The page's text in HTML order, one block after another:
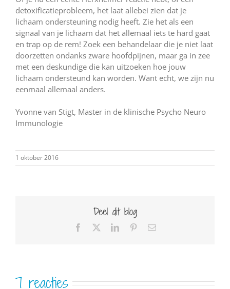
detoxificatieprobleem, het laat allebei zien dat je
lichaam ondersteuning nodig heeft. Zie het als een
signaal van je lichaam dat het allemaal iets te hard gaat
en trap op de rem! Zoek een behandelaar die je niet laat
doorzetten ondanks zware hoofdpijnen, maar ga in zee
met een deskundige die kan uitzoeken hoe jouw
lichaam ondersteund kan worden. Want echt, we zijn nu
eenmaal allemaal anders.
Yvonne van Stigt, Master in de klinische Psycho Neuro
Immunologie
1 oktober 2016
Deel dit blog
Facebook LinkedInPinterest
E-
7 reacties